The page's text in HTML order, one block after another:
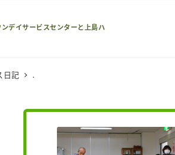
デイサービスセンターと上島ハ
日記 .